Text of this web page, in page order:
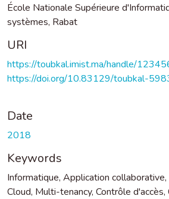
École Nationale Supérieure
systèmes, Rabat
URI
https://toubkal.imist.ma/handle/
https://doi.org/10.83129/toubkal-
Date
2018
Keywords
Informatique, Application collaborative,
Cloud, Multi-tenancy, Contrôle d'accès,